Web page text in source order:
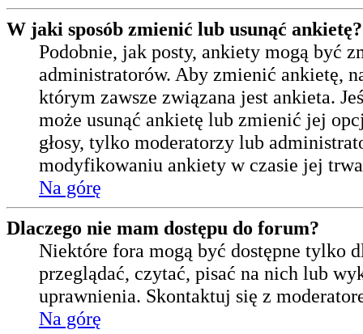
W jaki sposób zmienić lub usunąć ankietę?
Podobnie, jak posty, ankiety mogą być
administratorów. Aby zmienić ankietę,
którym zawsze związana jest ankieta.
może usunąć ankietę lub zmienić jej
głosy, tylko moderatorzy lub
modyfikowaniu ankiety w czasie jej
Na górę
Dlaczego nie mam dostępu do forum?
Niektóre fora mogą być dostępne tylko
przeglądać, czytać, pisać na nich lub
uprawnienia. Skontaktuj się z
Na górę